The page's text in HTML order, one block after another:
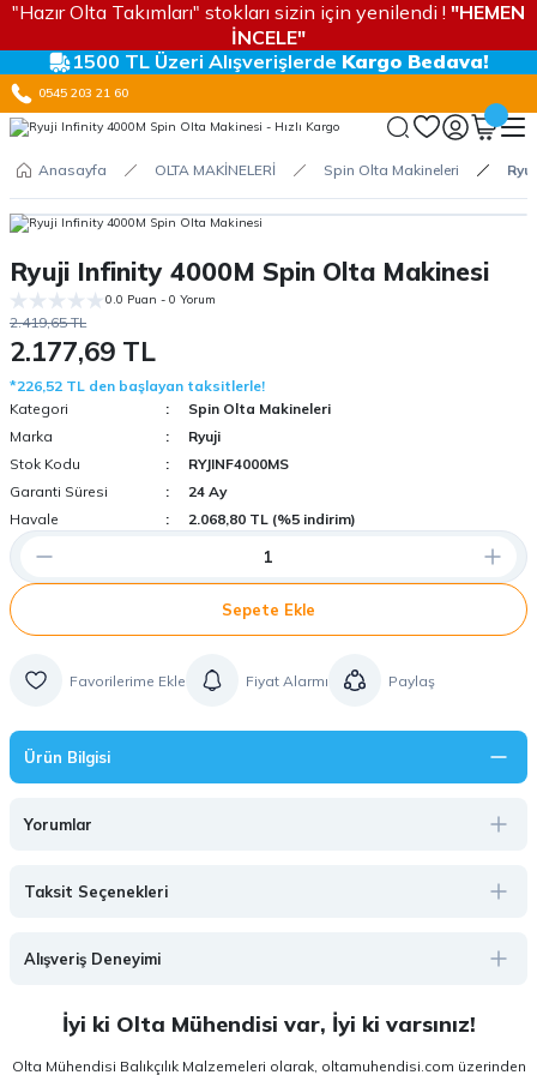
"Hazır Olta Takımları" stokları sizin için yenilendi ! "HEMEN
İNCELE"
1500 TL Üzeri Alışverişlerde Kargo Bedava!
0545 203 21 60
Anasayfa OLTA MAKİNELERİ Spin Olta Makineleri
Ryuji Infinity 4000M Spin Olta Makinesi
0.0 Puan - 0 Yorum
2.419,65 TL
2.177,69 TL
*226,52 TL den başlayan taksitlerle!
Kategori
Spin Olta Makineleri
Marka
Ryuji
Stok Kodu
RYJINF4000MS
Garanti Süresi
24 Ay
Havale
2.068,80 TL (%5 indirim)
Sepete Ekle
Fiyat Alarmı Paylaş
Ürün Bilgisi
Yorumlar
Taksit Seçenekleri
Alışveriş Deneyimi
İyi ki Olta Mühendisi var, İyi ki varsınız!
Olta Mühendisi Balıkçılık Malzemeleri olarak, oltamuhendisi.com üzerinden